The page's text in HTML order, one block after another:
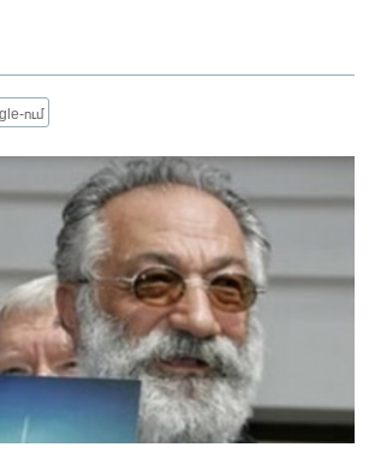
2026
ում